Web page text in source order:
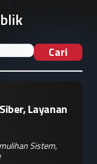
Cari
Layanan
Sistem,